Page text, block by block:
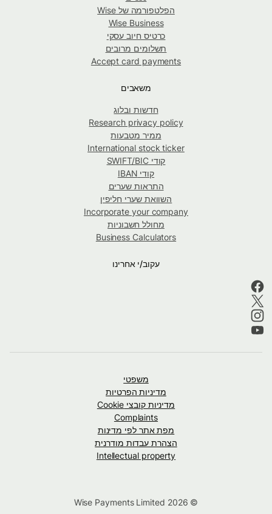
הפלטפורמה של Wise
Wise Business
כרטיס חיוב עסקי
תשלומים מרובים
Accept card payments
משאבים
חדשות ובלוג
Research privacy policy
ממיר מטבעות
International stock ticker
קודי SWIFT/BIC
קודי IBAN
התראות שערים
השוואת שערי חליפין
Incorporate your company
מחולל חשבוניות
Business Calculators
עקוב/י אחרינו
משפטי
מדיניות הפרטיות
מדיניות קובצי Cookie
Complaints
מפת אתר לפי מדינות
הצהרת עבדות מודרנית
Intellectual property